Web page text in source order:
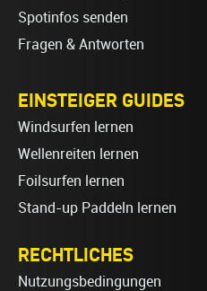
Spotinfos senden
Fragen & Antworten
EINSTEIGER GUIDES
Windsurfen lernen
Wellenreiten lernen
Foilsurfen lernen
Stand-up Paddeln lernen
RECHTLICHES
Nutzungsbedingungen